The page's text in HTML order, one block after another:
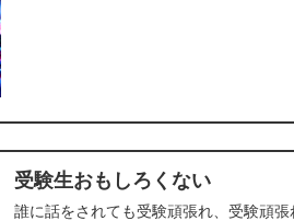
受験生おもしろくない
誰に話をされても受験頑張れ、受験頑